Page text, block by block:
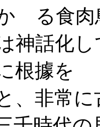
ゝる食
神話化
根據を
、非常